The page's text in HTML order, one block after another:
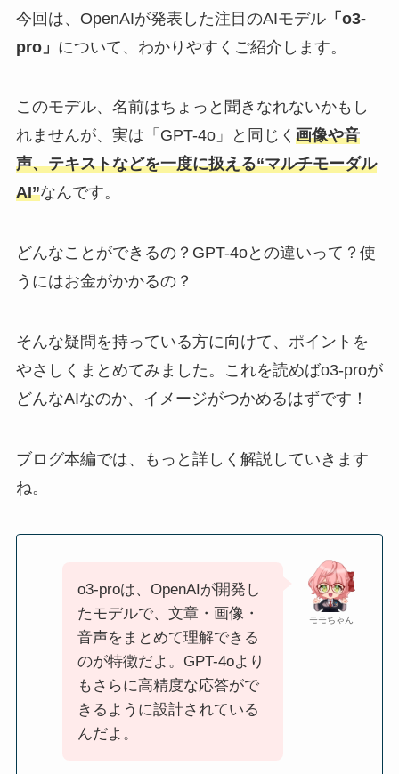
今回は、OpenAIが発表した注目のAIモデル「o3-
pro」 について、わかりやすくご紹介します。
このモデル、名前はちょっと聞きなれないかもし
れませんが、実は「GPT-4o」と同じく 画像や音
声、テキストなどを一度に扱える“マルチモーダル
AI”なんです。
どんなことができるの？GPT-4oとの違いって？使
うにはお金がかかるの？
そんな疑問を持っている方に向けて、ポイントを
やさしくまとめてみました。これを読めばo3-proが
どんなAIなのか、イメージがつかめるはずです！
ブログ本編では、もっと詳しく解説していきます
ね。
モモちゃん
o3-proは、OpenAIが開発し
たモデルで、文章・画像・
音声をまとめて理解できる
のが特徴だよ。GPT-4oより
もさらに高精度な応答がで
きるように設計されている
んだよ。